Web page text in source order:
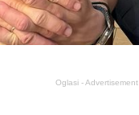
Oglasi - Advertisement